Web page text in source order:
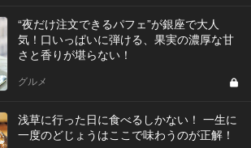
“夜だけ注文できるパフェ”が銀座で大人
気！口いっぱいに弾ける、果実の濃厚な甘
さと香りが堪らない！
グルメ
浅草に行った日に食べるしかない！ 一生に
一度のどじょうはここで味わうのが正解！